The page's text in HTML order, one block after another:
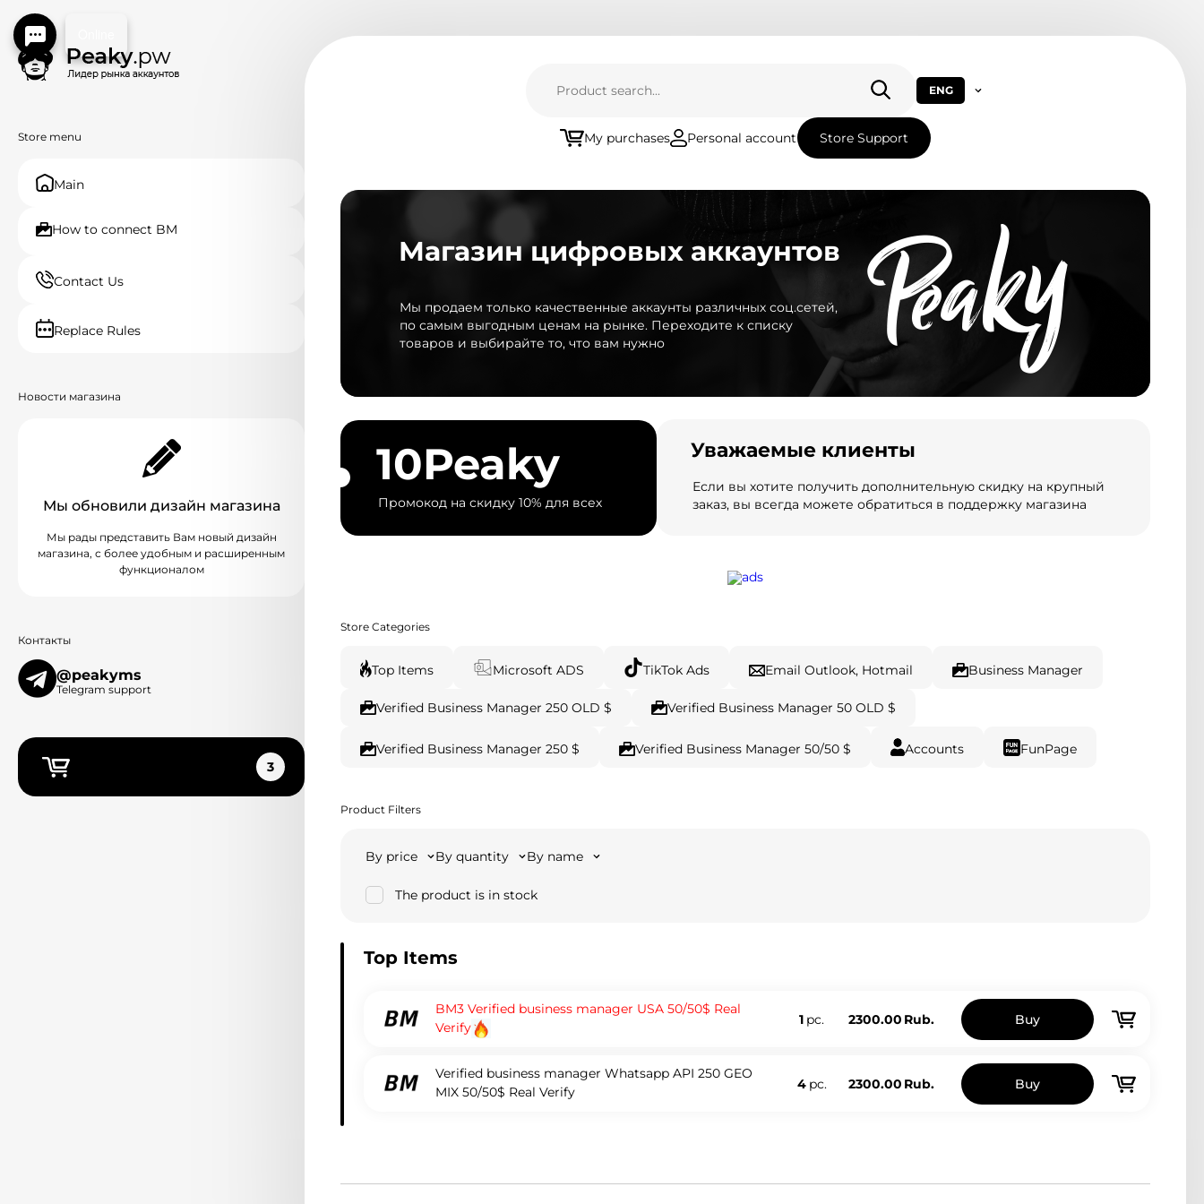
Store menu
Main
How to connect BM
Contact Us
Replace Rules
Новости магазина
Мы обновили дизайн магазина
Мы рады представить Вам новый дизайн
магазина, с более удобным и расширенным
функционалом
Контакты
@peakyms
Telegram support
3
ENG
My purchases Personal account Store Support
Магазин цифровых аккаунтов
Мы продаем только качественные аккаунты различных соц.сетей,
по самым выгодным ценам на рынке. Переходите к списку
товаров и выбирайте то, что вам нужно
10Peaky
Промокод на скидку 10% для всех
Уважаемые клиенты
Если вы хотите получить дополнительную скидку на крупный
заказ, вы всегда можете обратиться в поддержку магазина
Store Categories
Top Items Microsoft ADS TikTok Ads Email Outlook, Hotmail Business Manager
Verified Business Manager 250 OLD $ Verified Business Manager 50 OLD $
Verified Business Manager 250 $ Verified Business Manager 50/50 $ Accounts FunPage
Product Filters
By price By quantity By name
The product is in stock
Top Items
BM3 Verified business manager USA 50/50$ Real
Verify
1 pc. 2300.00 Rub. Buy
Verified business manager Whatsapp API 250 GEO
MIX 50/50$ Real Verify
4 pc. 2300.00 Rub. Buy